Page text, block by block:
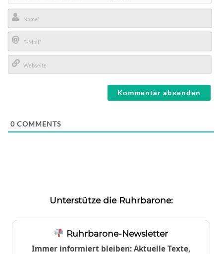
Name*
E-
Mail*
0 COMMENTS
Unterstütze die Ruhrbarone:
Ruhrbarone-Newsletter
Immer informiert bleiben: Aktuelle Texte,